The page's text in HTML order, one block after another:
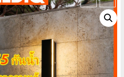
Add to cart